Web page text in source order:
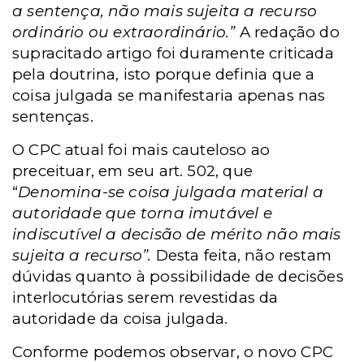
a sentença, não mais sujeita a recurso
ordinário ou extraordinário.” A redação do
supracitado artigo foi duramente criticada
pela doutrina, isto porque definia que a
coisa julgada se manifestaria apenas nas
sentenças.
O CPC atual foi mais cauteloso ao
preceituar, em seu art. 502, que
“Denomina-se coisa julgada material a
autoridade que torna imutável e
indiscutível a decisão de mérito não mais
sujeita a recurso”. Desta feita, não restam
dúvidas quanto à possibilidade de decisões
interlocutórias serem revestidas da
autoridade da coisa julgada.
Conforme podemos observar, o novo CPC